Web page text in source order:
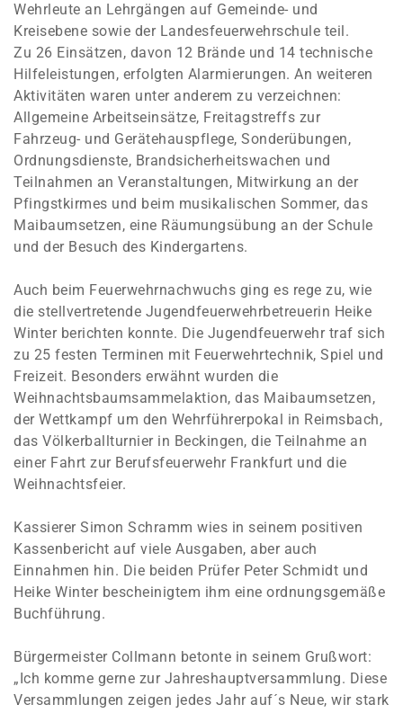
Wehrleute an Lehrgängen auf Gemeinde- und
Kreisebene sowie der Landesfeuerwehrschule teil.
Zu 26 Einsätzen, davon 12 Brände und 14 technische
Hilfeleistungen, erfolgten Alarmierungen. An weiteren
Aktivitäten waren unter anderem zu verzeichnen:
Allgemeine Arbeitseinsätze, Freitagstreffs zur
Fahrzeug- und Gerätehauspflege, Sonderübungen,
Ordnungsdienste, Brandsicherheitswachen und
Teilnahmen an Veranstaltungen, Mitwirkung an der
Pfingstkirmes und beim musikalischen Sommer, das
Maibaumsetzen, eine Räumungsübung an der Schule
und der Besuch des Kindergartens.
Auch beim Feuerwehrnachwuchs ging es rege zu, wie
die stellvertretende Jugendfeuerwehrbetreuerin Heike
Winter berichten konnte. Die Jugendfeuerwehr traf sich
zu 25 festen Terminen mit Feuerwehrtechnik, Spiel und
Freizeit. Besonders erwähnt wurden die
Weihnachtsbaumsammelaktion, das Maibaumsetzen,
der Wettkampf um den Wehrführerpokal in Reimsbach,
das Völkerballturnier in Beckingen, die Teilnahme an
einer Fahrt zur Berufsfeuerwehr Frankfurt und die
Weihnachtsfeier.
Kassierer Simon Schramm wies in seinem positiven
Kassenbericht auf viele Ausgaben, aber auch
Einnahmen hin. Die beiden Prüfer Peter Schmidt und
Heike Winter bescheinigtem ihm eine ordnungsgemäße
Buchführung.
Bürgermeister Collmann betonte in seinem Grußwort:
„Ich komme gerne zur Jahreshauptversammlung. Diese
Versammlungen zeigen jedes Jahr auf´s Neue, wir stark